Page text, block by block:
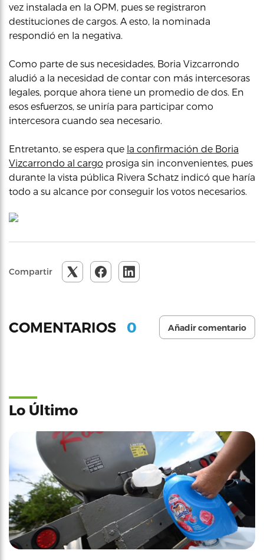
vez instalada en la OPM, pues se registraron
destituciones de cargos. A esto, la nominada
respondió en la negativa.
Como parte de sus necesidades, Boria Vizcarrondo
aludió a la necesidad de contar con más intercesoras
legales, porque ahora tiene un promedio de dos. En
esos esfuerzos, se uniría para participar como
intercesora cuando sea necesario.
Entretanto, se espera que la confirmación de Boria
Vizcarrondo al cargo prosiga sin inconvenientes, pues
durante la vista pública Rivera Schatz indicó que haría
todo a su alcance por conseguir los votos necesarios.
Compartir
COMENTARIOS 0 Añadir comentario
Lo Último